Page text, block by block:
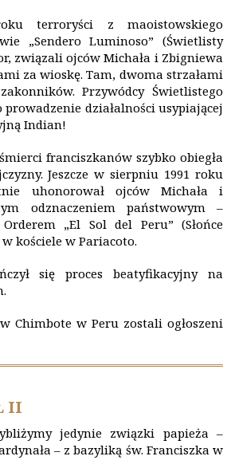
terroryści z maoistowskiego
„Sendero Luminoso” (Świetlisty
związali ojców Michała i Zbigniewa
za wioskę. Tam, dwoma strzałami
Przywódcy Świetlistego
działalności usypiającej
Indian!
franciszkanów szybko obiegła
Jeszcze w sierpniu 1991 roku
uhonorował ojców Michała i
odznaczeniem państwowym –
„El Sol del Peru” (Słońce
kościele w Pariacoto.
się proces beatyfikacyjny na
Chimbote w Peru zostali ogłoszeni
II
jedynie związki papieża –
– z bazyliką św. Franciszka w